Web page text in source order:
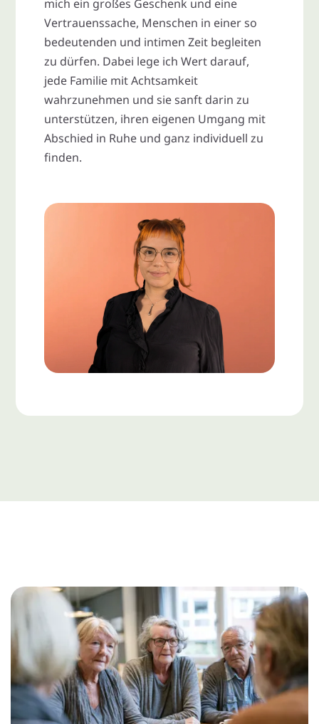
mich ein großes Geschenk und eine
Vertrauenssache, Menschen in einer so
bedeutenden und intimen Zeit begleiten
zu dürfen. Dabei lege ich Wert darauf,
jede Familie mit Achtsamkeit
wahrzunehmen und sie sanft darin zu
unterstützen, ihren eigenen Umgang mit
Abschied in Ruhe und ganz individuell zu
finden.